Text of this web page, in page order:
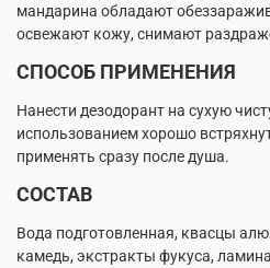
мандарина обладают
освежают кожу, снимают
СПОСОБ ПРИМЕНЕНИЯ
Нанести дезодорант на сухую
использованием хорошо
применять сразу после душа.
СОСТАВ
Вода подготовленная, квасцы
камедь, экстракты фукуса,